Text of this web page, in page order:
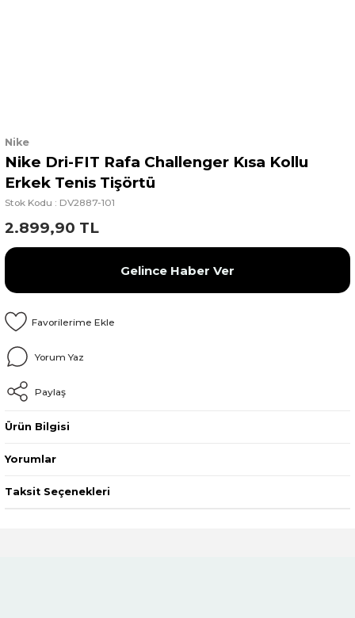
Nike
Nike Dri-FIT Rafa Challenger Kısa Kollu
Erkek Tenis Tişörtü
Stok Kodu : DV2887-101
2.899,90 TL
Gelince Haber Ver
Yorum Yaz
Paylaş
Ürün Bilgisi
Yorumlar
Taksit Seçenekleri